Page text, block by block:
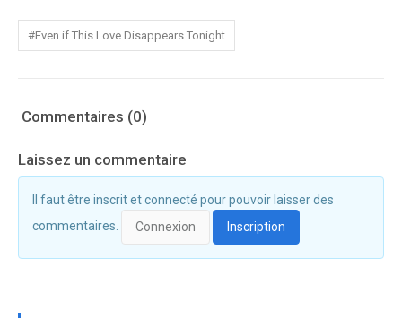
#Even if This Love Disappears Tonight
Commentaires (0)
Laissez un commentaire
Il faut être inscrit et connecté pour pouvoir laisser des
commentaires.
Connexion Inscription